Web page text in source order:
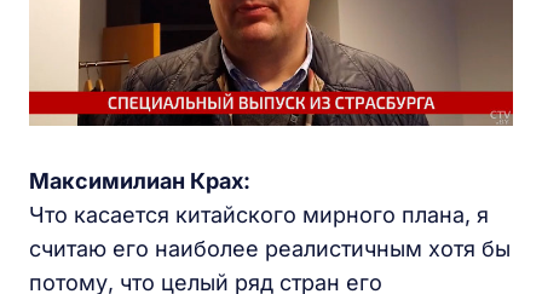
Максимилиан Крах:
Что касается китайского мирного плана, я
считаю его наиболее реалистичным хотя бы
потому, что целый ряд стран его